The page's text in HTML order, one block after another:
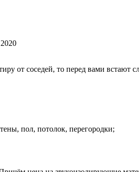
от соседей, то перед вами встают
пол, потолок, перегородки;